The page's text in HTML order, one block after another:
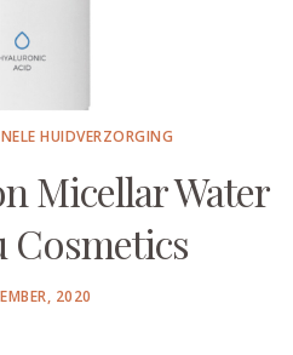
HUIDVERZORGING
Micellar Water
Cosmetics
2020